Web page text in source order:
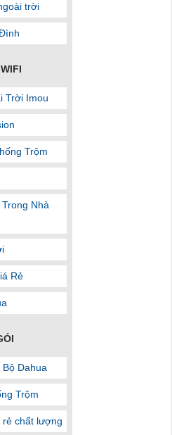
trời
Trời Imou
Trộm
Nhà
Rẻ
Dahua
Trộm
rẻ chất lượng